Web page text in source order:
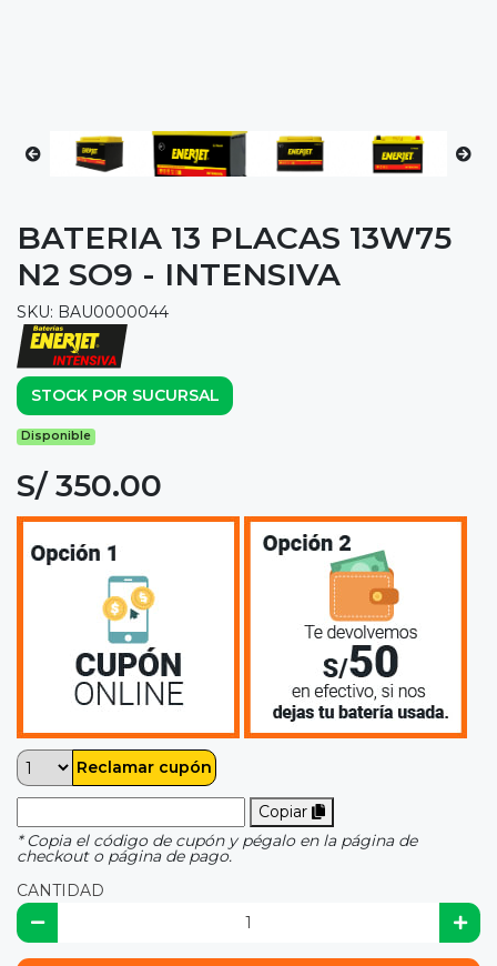
BATERIA 13 PLACAS 13W75
N2 SO9 - INTENSIVA
SKU: BAU0000044
STOCK POR SUCURSAL
Disponible
S/ 350.00
Reclamar cupón
Copiar
* Copia el código de cupón y pégalo en la página de
checkout o página de pago.
CANTIDAD